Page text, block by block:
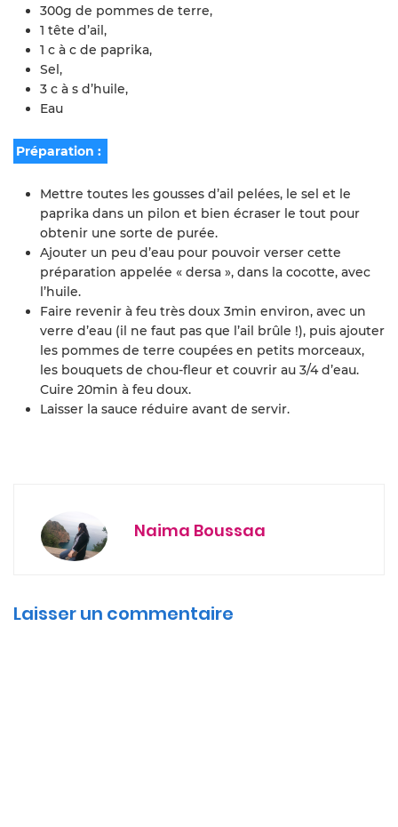
300g de pommes de terre,
1 tête d’ail,
1 c à c de paprika,
Sel,
3 c à s d’huile,
Eau
Préparation :
Mettre toutes les gousses d’ail pelées, le sel et le
paprika dans un pilon et bien écraser le tout pour
obtenir une sorte de purée.
Ajouter un peu d’eau pour pouvoir verser cette
préparation appelée « dersa », dans la cocotte, avec
l’huile.
Faire revenir à feu très doux 3min environ, avec un
verre d’eau (il ne faut pas que l’ail brûle !), puis ajouter
les pommes de terre coupées en petits morceaux,
les bouquets de chou-fleur et couvrir au 3/4 d’eau.
Cuire 20min à feu doux.
Laisser la sauce réduire avant de servir.
Naima Boussaa
Laisser un commentaire